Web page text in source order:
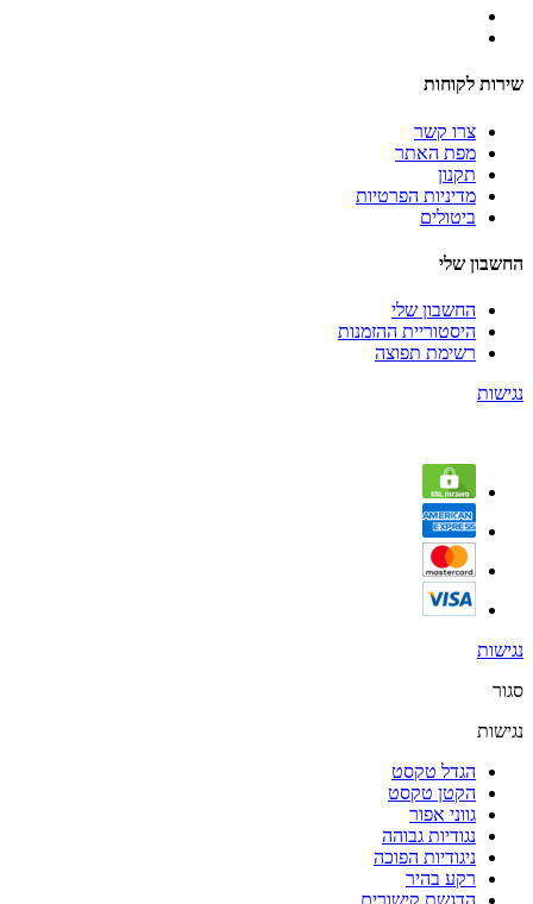
שירות לקוחות
צרו קשר
מפת האתר
תקנון
מדיניות הפרטיות
ביטולים
החשבון שלי
החשבון שלי
היסטוריית ההזמנות
רשימת תפוצה
נגישות
נגישות
סגור
נגישות
הגדל טקסט
הקטן טקסט
גווני אפור
נגודיות גבוהה
ניגודיות הפוכה
רקע בהיר